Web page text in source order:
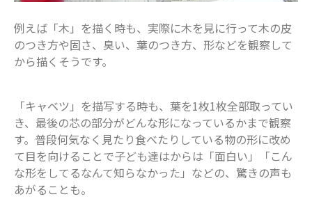
例えば「木」を描く時も、実際に木を見に行って木の皮
のつき方や固さ、臭い、葉のつき方、形などを観察して
から描くそうです。
「キャベツ」を描写する時も、葉を1枚1枚全部取ってい
き、最後の芯の部分がどんな形になっているかまで観察
す。普段何気なく見たり食べたりしている物の形に改め
て目を向けることで子ども達はからは「面白い」「こん
な形をしてるなんて知らなかった」などの、驚きの声も
あがることも。